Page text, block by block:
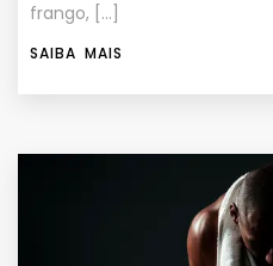
frango, […]
SAIBA MAIS